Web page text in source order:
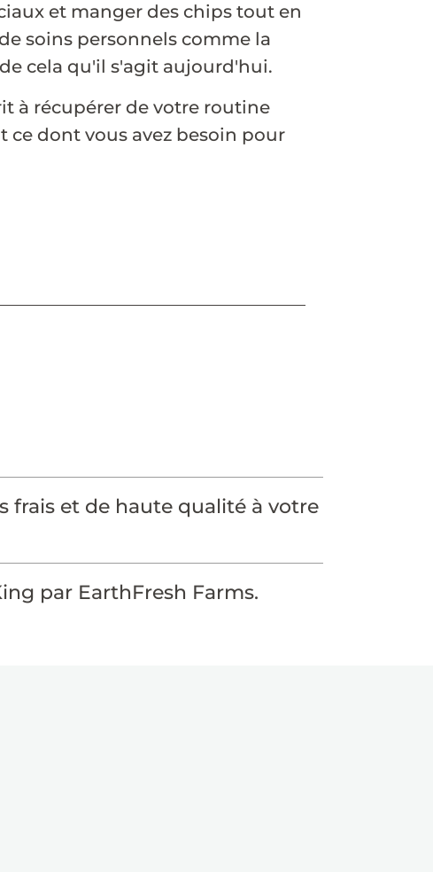
et manger des chips tout en
soins personnels comme la
cela qu'il s'agit aujourd'hui.
à récupérer de votre routine
dont vous avez besoin pour
frais et de haute qualité à votre
par EarthFresh Farms.